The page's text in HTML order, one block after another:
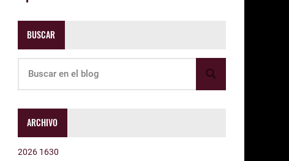
BUSCAR
ARCHIVO
2026 1630